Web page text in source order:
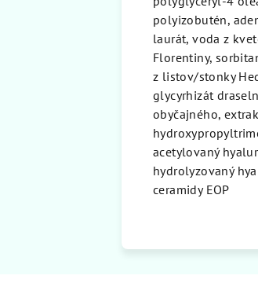
polyizobutén,
laurát, voda z
Florentiny,
z listov/stonky
glycyrhizát
obyčajného,
acetylovaný
hydrolyzovaný
ceramidy EOP